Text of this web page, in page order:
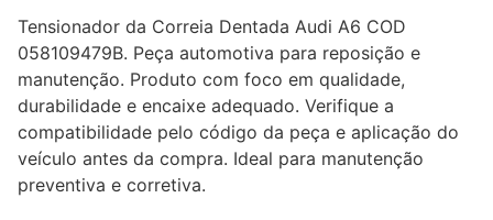
Tensionador da Correia Dentada Audi A6 COD
058109479B. Peça automotiva para reposição e
manutenção. Produto com foco em qualidade,
durabilidade e encaixe adequado. Verifique a
compatibilidade pelo código da peça e aplicação do
veículo antes da compra. Ideal para manutenção
preventiva e corretiva.